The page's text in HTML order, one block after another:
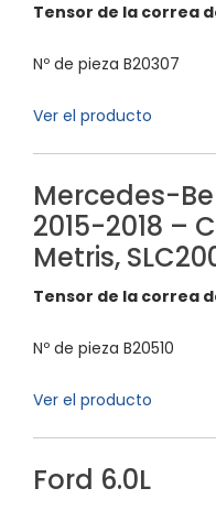
Tensor de la correa
Nº de pieza B20307
Ver el producto
Mercedes-
2015-2018 –
Metris,
Tensor de la correa
Nº de pieza B20510
Ver el producto
Ford 6.0L